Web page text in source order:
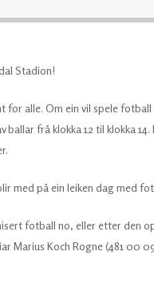
Stadion!
alle. Om ein vil spele fotball
frå klokka 12 til klokka
med på ein leiken dag med
fotball no, eller etter den
Marius Koch Rogne (481 00